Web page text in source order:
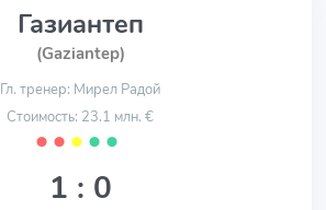
Газиантеп
(Gaziantep)
Гл. тренер: Мирел Радой
Стоимость: 23.1 млн. €
⬤ ⬤ ⬤ ⬤ ⬤
1 : 0